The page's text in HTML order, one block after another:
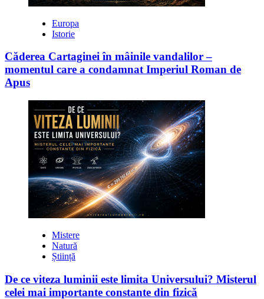
Europa
Istorie
Căderea Cartaginei în mâinile vandalilor –
momentul care a condamnat Imperiul Roman de
Apus
Mistere
Natură
Știință
De ce viteza luminii este limita Universului? Misterul
celei mai importante constante din fizică